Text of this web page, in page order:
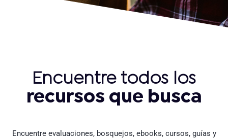
Encuentre todos los
recursos que busca
Encuentre evaluaciones, bosquejos, ebooks, cursos, guías y